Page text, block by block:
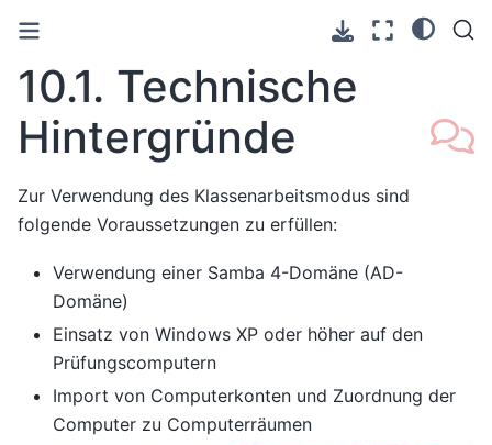
10.1. Technische
Hintergründe
Zur Verwendung des Klassenarbeitsmodus sind
folgende Voraussetzungen zu erfüllen:
Verwendung einer Samba 4-Domäne (AD-
Domäne)
Einsatz von Windows XP oder höher auf den
Prüfungscomputern
Import von Computerkonten und Zuordnung der
Computer zu Computerräumen